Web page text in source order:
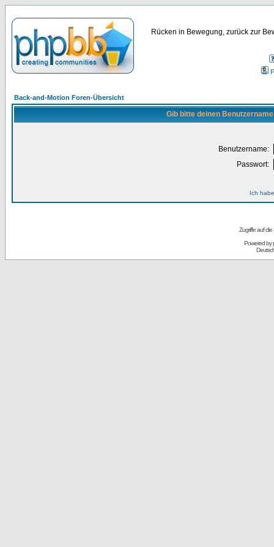
Rücken in Bewegung, zurück zur
Back-and-Motion Foren-Übersicht
Gib bitte deinen
Benutzername:
Passwort:
Ich
Zugriffe auf
Powered by